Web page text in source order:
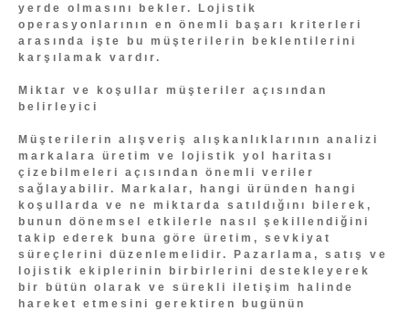
yerde olmasını bekler. Lojistik
operasyonlarının en önemli başarı kriterleri
arasında işte bu müşterilerin beklentilerini
karşılamak vardır.
Miktar ve koşullar müşteriler açısından
belirleyici
Müşterilerin alışveriş alışkanlıklarının analizi
markalara üretim ve lojistik yol haritası
çizebilmeleri açısından önemli veriler
sağlayabilir. Markalar, hangi üründen hangi
koşullarda ve ne miktarda satıldığını bilerek,
bunun dönemsel etkilerle nasıl şekillendiğini
takip ederek buna göre üretim, sevkiyat
süreçlerini düzenlemelidir. Pazarlama, satış ve
lojistik ekiplerinin birbirlerini destekleyerek
bir bütün olarak ve sürekli iletişim halinde
hareket etmesini gerektiren bugünün